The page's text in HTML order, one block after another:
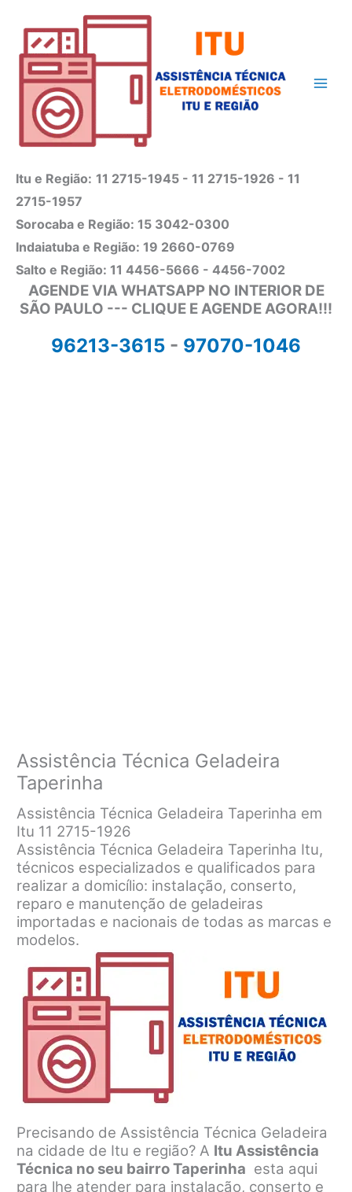
conteúdo
Itu e Região: 11 2715-1945 - 11 2715-1926 - 11
2715-1957
Sorocaba e Região: 15 3042-0300
Indaiatuba e Região: 19 2660-0769
Salto e Região: 11 4456-5666 - 4456-7002
AGENDE VIA WHATSAPP NO INTERIOR DE
SÃO PAULO --- CLIQUE E AGENDE AGORA!!!
96213-3615 - 97070-1046
Assistência Técnica Geladeira
Taperinha
Assistência Técnica Geladeira Taperinha em
Itu 11 2715-1926
Assistência Técnica Geladeira Taperinha Itu,
técnicos especializados e qualificados para
realizar a domicílio: instalação, conserto,
reparo e manutenção de geladeiras
importadas e nacionais de todas as marcas e
modelos.
Precisando de Assistência Técnica Geladeira
na cidade de Itu e região? A Itu Assistência
Técnica no seu bairro Taperinha esta aqui
para lhe atender para instalação, conserto e